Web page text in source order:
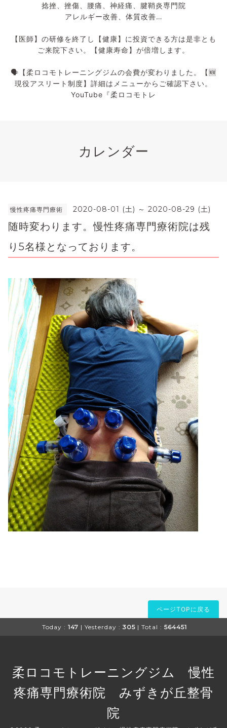
捻挫、挫傷、腰痛、神経痛、腱鞘炎専門院
アレルギー改善、体質改善…
【医師】の研修を終了し【健康】に投資できる方は是非とも
ご来院下さい。【健康寿命】が倍増します。
🗣️【柔ロコモトレーニングジムの会費が変わりました。【🆕
現役アスリート制度】詳細はメニューからご確認下さい。
YouTube『柔ロコモトレ
カレンダー
慢性疼痛専門療術 2020-08-01 (土) ～ 2020-08-29 (土)
随時変わります。慢性疼痛専門療術院は残
り5名様となっております。
ページTOPに戻る
Today : 147 | Yesterday : 305 | Total : 564451
柔ロコモトレーニングジム 慢性
疼痛専門療術院 みずきが丘整骨
院